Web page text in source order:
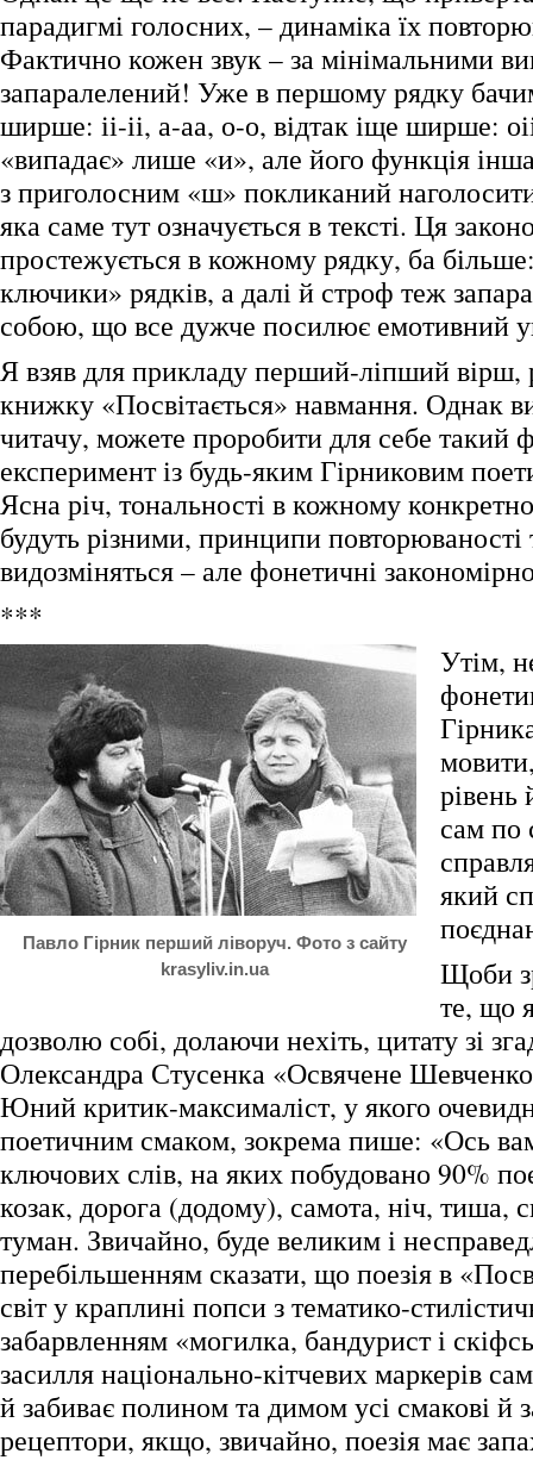
парадигмі голосних, – динаміка їх
Фактично кожен звук – за мінімальними
запаралелений! Уже в першому рядку
ширше: іі-іі, а-аа, о-о, відтак іще ширше:
«випадає» лише «и», але його функція
з приголосним «ш» покликаний
яка саме тут означується в тексті. Ця
простежується в кожному рядку, ба
ключики» рядків, а далі й строф теж
собою, що все дужче посилює емотивний
Я взяв для прикладу перший-ліпший вірш,
книжку «Посвітається» навмання. Однак
читачу, можете проробити для себе такий
експеримент із будь-яким Гірниковим
Ясна річ, тональності в кожному
будуть різними, принципи повторюваності
видозміняться – але фонетичні
***
Павло Гірник перший ліворуч. Фото з сайту
krasyliv.in.ua
Утім,
рівень
сам по
який
Щоби
те, що
дозволю собі, долаючи нехіть, цитату зі
Олександра Стусенка «Освячене
Юний критик-максималіст, у якого
поетичним смаком, зокрема пише: «Ось
ключових слів, на яких побудовано 90%
козак, дорога (додому), самота, ніч, тиша,
туман. Звичайно, буде великим і
перебільшенням сказати, що поезія в
світ у краплині попси з тематико-
забарвленням «могилка, бандурист і
засилля національно-кітчевих маркерів
й забиває полином та димом усі смакові й
рецептори, якщо, звичайно, поезія має